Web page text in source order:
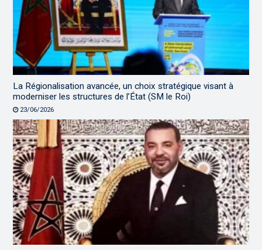
La Régionalisation avancée, un choix stratégique visant à
moderniser les structures de l’État (SM le Roi)
23/06/2026